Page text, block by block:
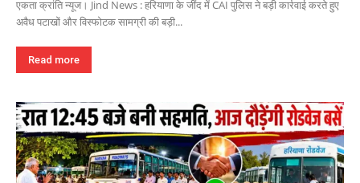
एकता क्रांति न्यूज। Jind News : हरियाणा के जींद में CAI पुलिस ने बड़ी कार्रवाई करते हुए
अवैध पटाखों और विस्फोटक सामग्री की बड़ी...
Read more